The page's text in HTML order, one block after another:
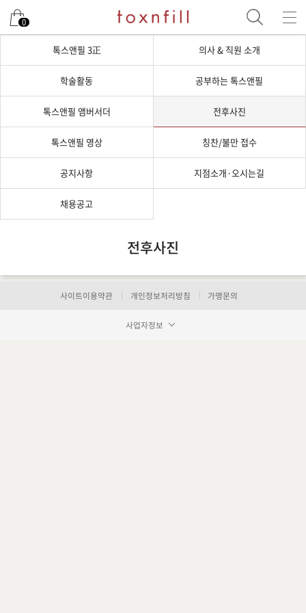
0
톡스앤필 3正 의사 & 직원 소개
학술활동 공부하는 톡스앤필
톡스앤필 앰버서더 전후사진
톡스앤필 영상 칭찬/불만 접수
공지사항 지점소개·오시는길
채용공고
전후사진
사이트이용약관 개인정보처리방침 가맹문의
사업자정보